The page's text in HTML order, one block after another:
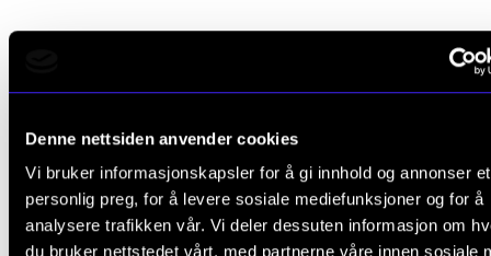
Denne nettsiden anvender cookies
Vi bruker informasjonskapsler for å gi innhold og annonser et
personlig preg, for å levere sosiale mediefunksjoner og for å
analysere trafikken vår. Vi deler dessuten informasjon om
du bruker nettstedet vårt, med partnerne våre innen sosiale
L Ja Nei